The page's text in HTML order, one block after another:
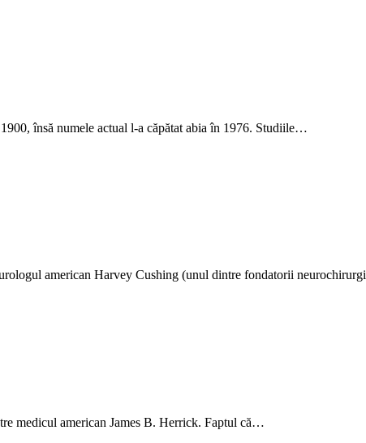
însă numele actual l-a căpătat abia în 1976. Studiile…
american Harvey Cushing (unul dintre fondatorii
medicul american James B. Herrick. Faptul că…